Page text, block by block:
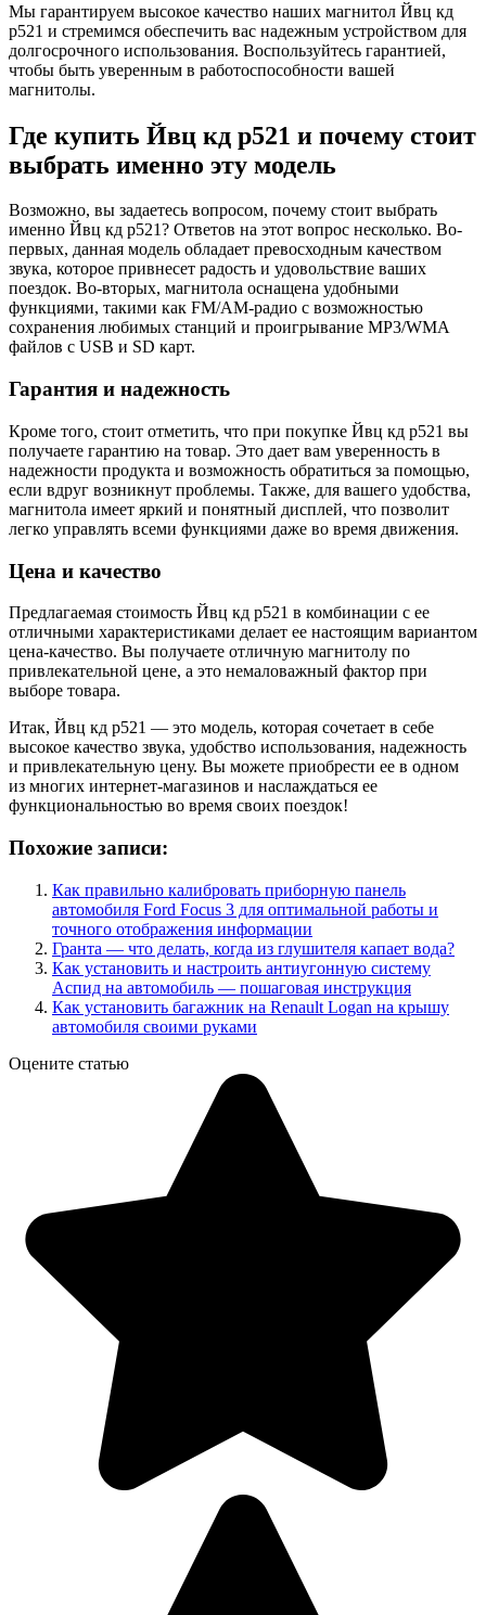
Мы гарантируем высокое качество наших магнитол Йвц кд
р521 и стремимся обеспечить вас надежным устройством для
долгосрочного использования. Воспользуйтесь гарантией,
чтобы быть уверенным в работоспособности вашей
магнитолы.
Где купить Йвц кд р521 и почему стоит
выбрать именно эту модель
Возможно, вы задаетесь вопросом, почему стоит выбрать
именно Йвц кд р521? Ответов на этот вопрос несколько. Во-
первых, данная модель обладает превосходным качеством
звука, которое привнесет радость и удовольствие ваших
поездок. Во-вторых, магнитола оснащена удобными
функциями, такими как FM/AM-радио с возможностью
сохранения любимых станций и проигрывание MP3/WMA
файлов с USB и SD карт.
Гарантия и надежность
Кроме того, стоит отметить, что при покупке Йвц кд р521 вы
получаете гарантию на товар. Это дает вам уверенность в
надежности продукта и возможность обратиться за помощью,
если вдруг возникнут проблемы. Также, для вашего удобства,
магнитола имеет яркий и понятный дисплей, что позволит
легко управлять всеми функциями даже во время движения.
Цена и качество
Предлагаемая стоимость Йвц кд р521 в комбинации с ее
отличными характеристиками делает ее настоящим вариантом
цена-качество. Вы получаете отличную магнитолу по
привлекательной цене, а это немаловажный фактор при
выборе товара.
Итак, Йвц кд р521 — это модель, которая сочетает в себе
высокое качество звука, удобство использования, надежность
и привлекательную цену. Вы можете приобрести ее в одном
из многих интернет-магазинов и наслаждаться ее
функциональностью во время своих поездок!
Похожие записи:
Как правильно калибровать приборную панель
автомобиля Ford Focus 3 для оптимальной работы и
точного отображения информации
Гранта — что делать, когда из глушителя капает вода?
Как установить и настроить антиугонную систему
Аспид на автомобиль — пошаговая инструкция
Как установить багажник на Renault Logan на крышу
автомобиля своими руками
Оцените статью